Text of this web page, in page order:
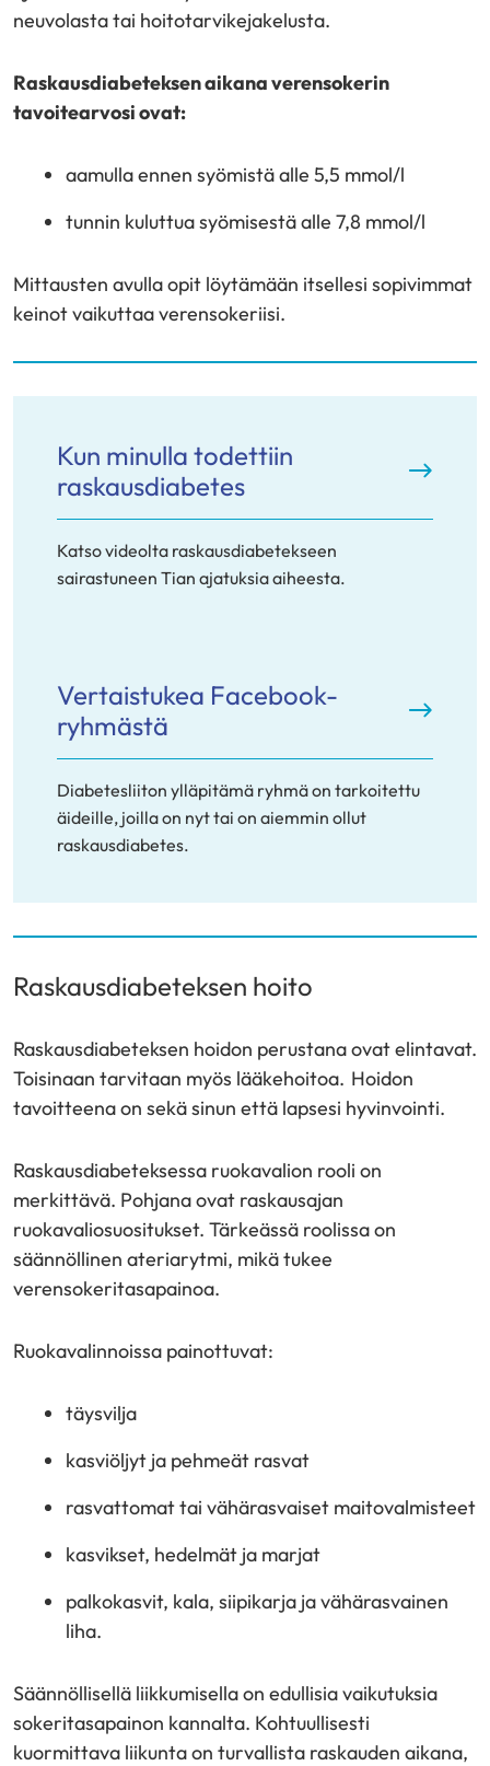
neuvolasta tai hoitotarvikejakelusta.
Raskausdiabeteksen aikana verensokerin
tavoitearvosi ovat:
aamulla ennen syömistä alle 5,5 mmol/l
tunnin kuluttua syömisestä alle 7,8 mmol/l
Mittausten avulla opit löytämään itsellesi sopivimmat
keinot vaikuttaa verensokeriisi.
Kun minulla todettiin
raskausdiabetes
Katso videolta raskausdiabetekseen
sairastuneen Tian ajatuksia aiheesta.
Vertaistukea Facebook-
ryhmästä
Diabetesliiton ylläpitämä ryhmä on tarkoitettu
äideille, joilla on nyt tai on aiemmin ollut
raskausdiabetes.
Raskausdiabeteksen hoito
Raskausdiabeteksen hoidon perustana ovat elintavat.
Toisinaan tarvitaan myös lääkehoitoa. Hoidon
tavoitteena on sekä sinun että lapsesi hyvinvointi.
Raskausdiabeteksessa ruokavalion rooli on
merkittävä. Pohjana ovat raskausajan
ruokavaliosuositukset. Tärkeässä roolissa on
säännöllinen ateriarytmi, mikä tukee
verensokeritasapainoa.
Ruokavalinnoissa painottuvat:
täysvilja
kasviöljyt ja pehmeät rasvat
rasvattomat tai vähärasvaiset maitovalmisteet
kasvikset, hedelmät ja marjat
palkokasvit, kala, siipikarja ja vähärasvainen
liha.
Säännöllisellä liikkumisella on edullisia vaikutuksia
sokeritasapainon kannalta. Kohtuullisesti
kuormittava liikunta on turvallista raskauden aikana,